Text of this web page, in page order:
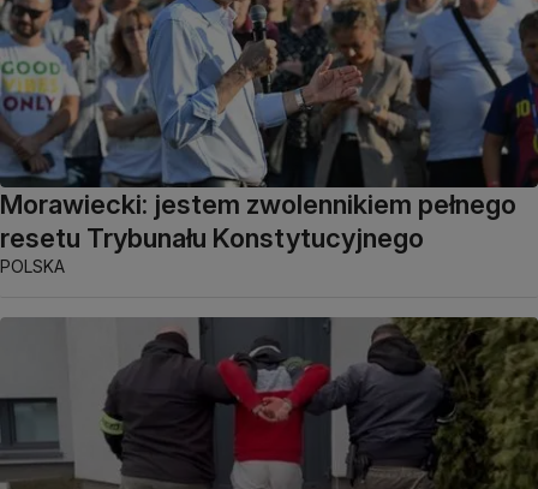
Morawiecki: jestem zwolennikiem pełnego
resetu Trybunału Konstytucyjnego
POLSKA